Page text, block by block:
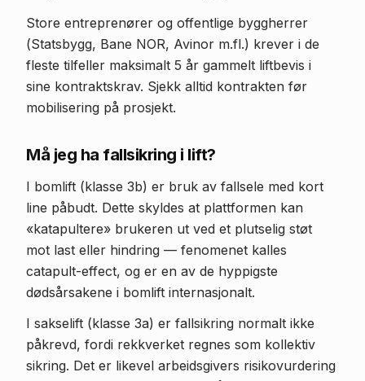
Store entreprenører og offentlige byggherrer
(Statsbygg, Bane NOR, Avinor m.fl.) krever i de
fleste tilfeller maksimalt 5 år gammelt liftbevis i
sine kontraktskrav. Sjekk alltid kontrakten før
mobilisering på prosjekt.
Må jeg ha fallsikring i lift?
I bomlift (klasse 3b) er bruk av fallsele med kort
line påbudt. Dette skyldes at plattformen kan
«katapultere» brukeren ut ved et plutselig støt
mot last eller hindring — fenomenet kalles
catapult-effect, og er en av de hyppigste
dødsårsakene i bomlift internasjonalt.
I sakselift (klasse 3a) er fallsikring normalt ikke
påkrevd, fordi rekkverket regnes som kollektiv
sikring. Det er likevel arbeidsgivers risikovurdering